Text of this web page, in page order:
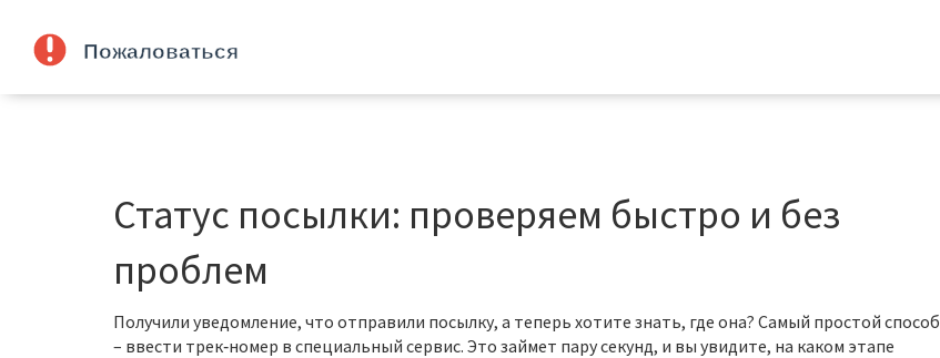
Статус посылки: проверяем быстро и без
проблем
Получили уведомление, что отправили посылку, а теперь хотите знать, где она? Самый простой способ
– ввести трек‑номер в специальный сервис. Это займет пару секунд, и вы увидите, на каком этапе